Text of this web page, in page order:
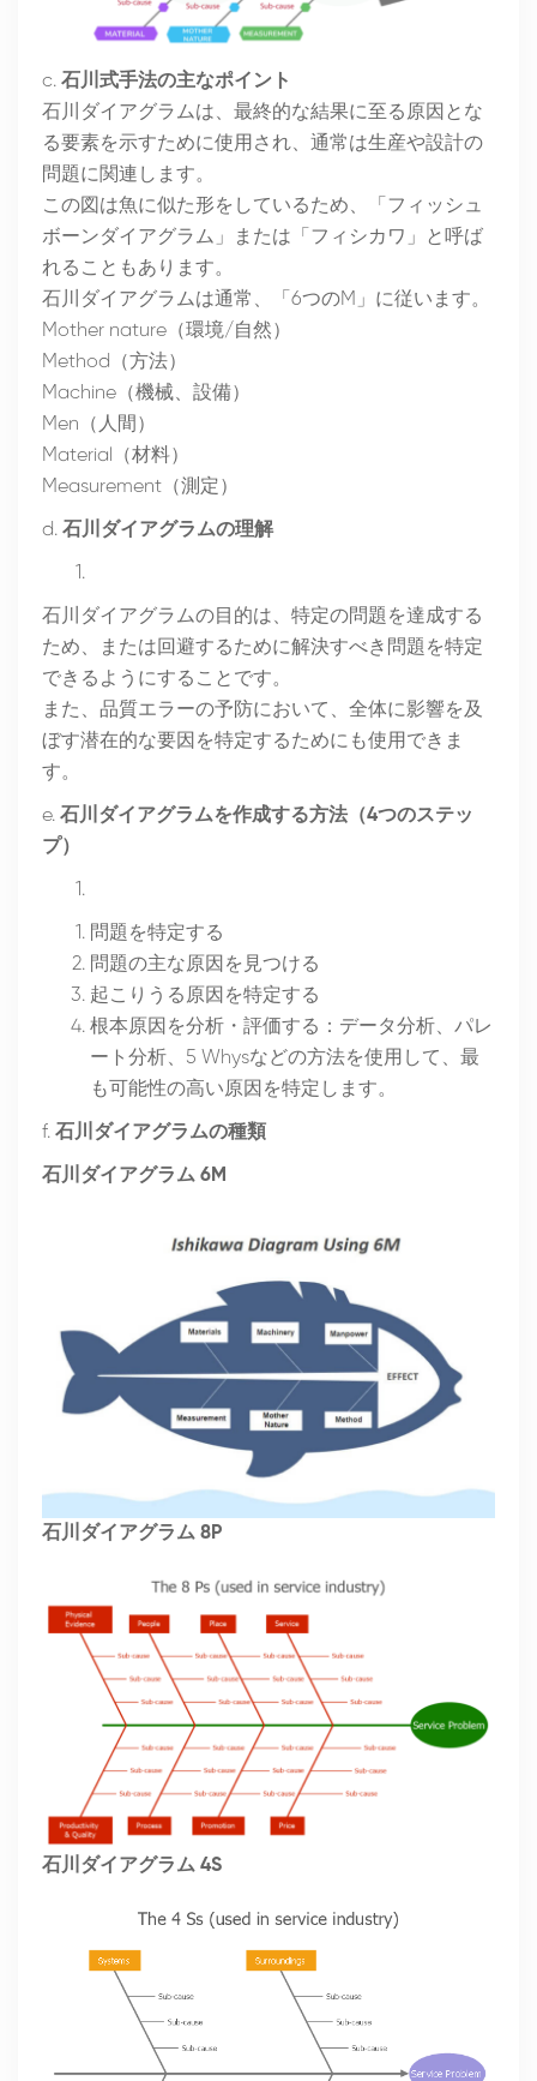
c. 石川式手法の主なポイント
石川ダイアグラムは、最終的な結果に至る原因とな
る要素を示すために使用され、通常は生産や設計の
問題に関連します。
この図は魚に似た形をしているため、「フィッシュ
ボーンダイアグラム」または「フィシカワ」と呼ば
れることもあります。
石川ダイアグラムは通常、「6つのM」に従います。
Mother nature（環境/自然）
Method（方法）
Machine（機械、設備）
Men（人間）
Material（材料）
Measurement（測定）
d. 石川ダイアグラムの理解
石川ダイアグラムの目的は、特定の問題を達成する
ため、または回避するために解決すべき問題を特定
できるようにすることです。
また、品質エラーの予防において、全体に影響を及
ぼす潜在的な要因を特定するためにも使用できま
す。
e. 石川ダイアグラムを作成する方法（4つのステッ
プ）
問題を特定する
問題の主な原因を見つける
起こりうる原因を特定する
根本原因を分析・評価する：データ分析、パレ
ート分析、5 Whysなどの方法を使用して、最
も可能性の高い原因を特定します。
f. 石川ダイアグラムの種類
石川ダイアグラム 6M
石川ダイアグラム 8P
石川ダイアグラム 4S